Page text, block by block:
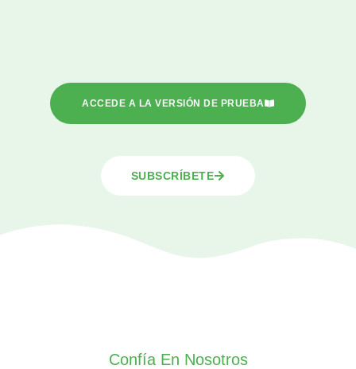
ACCEDE A LA VERSIÓN DE PRUEBA
SUBSCRÍBETE
Confía En Nosotros